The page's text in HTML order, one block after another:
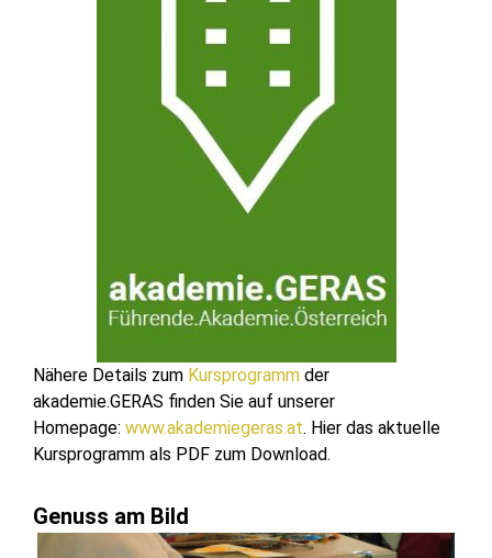
Nähere Details zum Kursprogramm der
akademie.GERAS finden Sie auf unserer
Homepage: www.akademiegeras.at. Hier das aktuelle
Kursprogramm als PDF zum Download.
Genuss am Bild